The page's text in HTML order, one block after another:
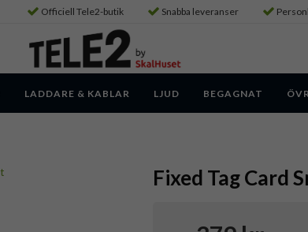
Officiell Tele2-butik Snabba leveranser
LADDARE & KABLAR LJUD BEGAGNAT
Fixed Tag Card